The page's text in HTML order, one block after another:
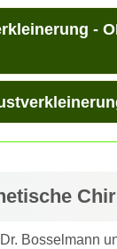
-
Bosselmann